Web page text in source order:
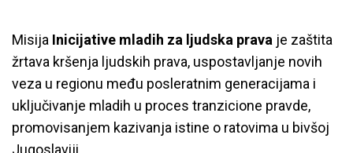
Misija Inicijative mladih za ljudska prava je zaštita
žrtava kršenja ljudskih prava, uspostavljanje novih
veza u regionu među posleratnim generacijama i
uključivanje mladih u proces tranzicione pravde,
promovisanjem kazivanja istine o ratovima u bivšoj
Jugoslaviji.